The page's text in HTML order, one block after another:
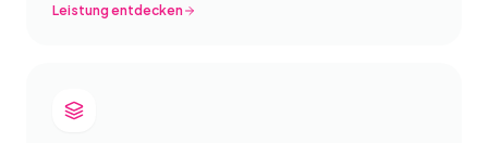
Leistung entdecken